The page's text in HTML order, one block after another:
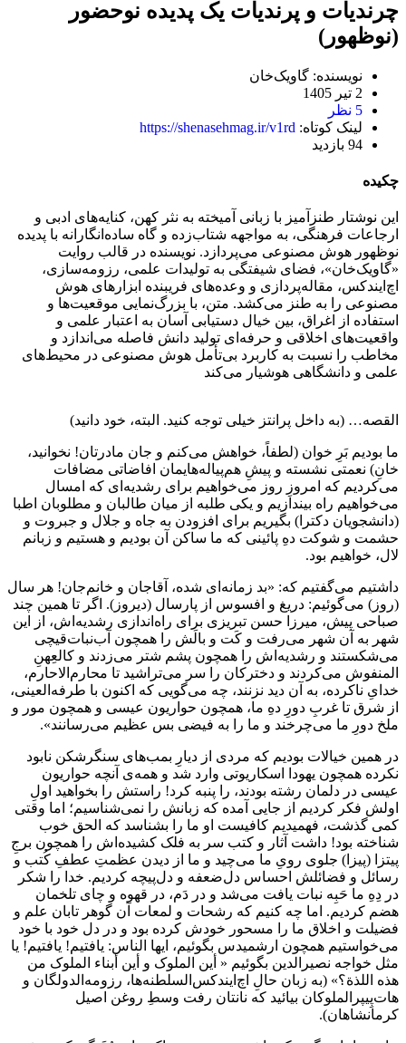
چرندیات و پرندیات یک پدیده نوحضور
(نوظهور)
نویسنده: گاویک‌خان
2 تیر 1405
5 نظر
لینک کوتاه: https://shenasehmag.ir/v1rd
94 بازدید
چکیده
این نوشتار طنزآمیز با زبانی آمیخته به نثر کهن، کنایه‌های ادبی و
ارجاعات فرهنگی، به مواجهه شتاب‌زده و گاه ساده‌انگارانه با پدیده
نوظهور هوش مصنوعی می‌پردازد. نویسنده در قالب روایت
«گاویک‌خان»، فضای شیفتگی به تولیدات علمی، رزومه‌سازی،
اچ‌ایندکس، مقاله‌پردازی و وعده‌های فریبنده ابزارهای هوش
مصنوعی را به طنز می‌کشد. متن، با بزرگ‌نمایی موقعیت‌ها و
استفاده از اغراق، بین خیال دستیابی آسان به اعتبار علمی و
واقعیت‌های اخلاقی و حرفه‌ای تولید دانش فاصله می‌اندازد و
مخاطب را نسبت به کاربرد بی‌تأمل هوش مصنوعی در محیط‌های
علمی و دانشگاهی هوشیار می‌کند
القصه… (به داخل پرانتز خیلی توجه کنید. البته، خود دانید)
ما بودیم بَرِ خوان (لطفاً، خواهش می‌کنم و جان مادرتان! نخوانید،
خانِ) نعمتی نشسته و پیشِ هم‌پیاله‌هایمان افاضاتی مضافات
می‌کردیم که امروزِ روز می‌خواهیم برای رشدیه‌ای که امسال
می‌خواهیم راه بیندازیم و یکی طلبه از میان طالبان و مطلوبان اطبا
(دانشجویان دکترا) بگیریم برای افزودن به جاه و جلال و جبروت و
حشمت و شوکت دهِ پائینی که ما ساکن آن بودیم و هستیم و زبانم
لال، خواهیم بود.
داشتیم می‌گفتیم که: «بد زمانه‌ای شده، آقاجان و خانم‌جان! هر سال
(روز) می‌گوئیم: دریغ و افسوس از پارسال (دیروز). اگر تا همین چند
صباحی پیش، میرزا حسن تبریزی برای راه‌اندازی رشدیه‌اش، از این
شهر به آن شهر می‌رفت و کَت و بالَش را همچون آب‌نبات‌قیچی
می‌شکستند و رشدیه‌اش را همچون پشم شتر می‌زدند و کالعِهنِ
المنفوش می‌کردند و دخترکان را سر می‌تراشید تا محارم‌الاحارم،
خدایِ ناکرده، به آن دید نزنند، چه می‌گویی که اکنون با طرفه‌العینی،
از شرق تا غربِ دورِ دهِ ما، همچون حواریون عیسی و همچون مور و
ملخ دورِ ما می‌چرخند و ما را به فیضی بس عظیم می‌رسانند».
در همین خیالات بودیم که مردی از دیارِ بمب‌های سنگرشکن نابود
نکرده همچون یهودا اسکاریوتی وارد شد و همه‌ی آنچه حواریون
عیسی در دلمان رشته بودند، را پنبه کرد! راستش را بخواهید اولِ
اولش فکر کردیم از جایی آمده که زبانش را نمی‌شناسیم؛ اما وقتی
کمی گذشت، فهمیدیم کافیست او ما را بشناسد که الحق خوب
شناخته بود! داشت آثار و کتب سر به فلک کشیده‌اش را همچون برجِ
پیتزا (پیزا) جلوی رویِ ما می‌چید و ما از دیدن عظمتِ عطفِ کُتب و
رسائل و فضائلش احساس دل‌ضعفه و دل‌پیچه کردیم. خدا را شکر
در دِهِ ما حَبِه نبات یافت می‌شد و در دَم، در قهوه و چای تلخمان
هضم کردیم. اما چه کنیم که رشحات و لمعات آن گوهر تابان علم و
فضیلت و اخلاق ما را مسحور خودش کرده بود و در دل خود با خود
می‌خواستیم همچون ارشمیدس بگوئیم، ایها الناس: یافتیم! یافتیم! یا
مثل خواجه نصیرالدین بگوئیم « أین الملوک و أین أبناء الملوک من
هذه اللذة؟» (به زبان حالِ اچ‌ایندکس‌السلطنه‌ها، رزومه‌الدولگان و
هات‌پِیپرالملوکان بیائید که نانتان رفت وسطِ روغن اصیل
کرمانشاهان).